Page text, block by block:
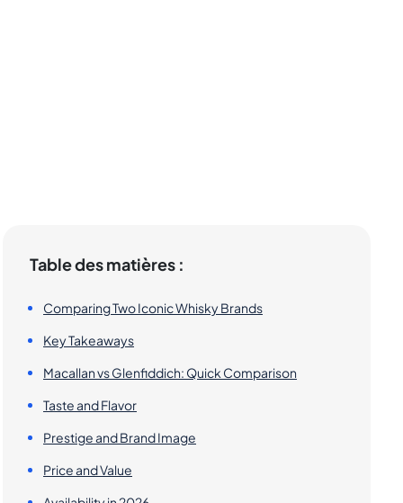
Table des matières :
Comparing Two Iconic Whisky Brands
Key Takeaways
Macallan vs Glenfiddich: Quick Comparison
Taste and Flavor
Prestige and Brand Image
Price and Value